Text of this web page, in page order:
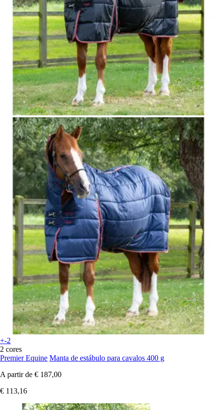
+-2
2 cores
Premier Equine Manta de estábulo para cavalos 400 g
A partir de € 187,00
€ 113,16